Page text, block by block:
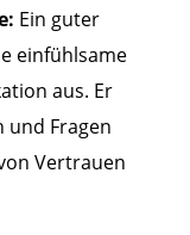
Ein guter
einfühlsame
aus. Er
und Fragen
Vertrauen